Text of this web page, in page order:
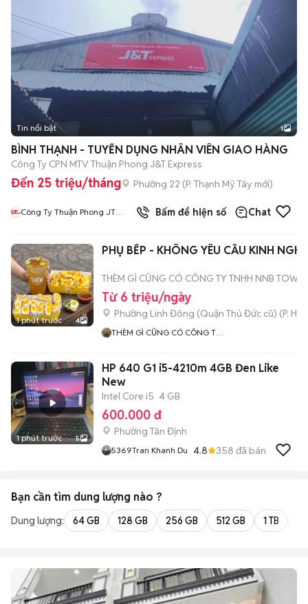
Tin nổi bật 1
BÌNH THẠNH - TUYỂN DỤNG NHÂN VIÊN GIAO HÀNG
Công Ty CPN MTV Thuận Phong J&T Express
Đến 25 triệu/tháng Phường 22 (P. Thạnh Mỹ Tây mới)
Công Ty Thuận Phong JT
Bấm để hiện số Chat
1 phút trước 4
PHỤ BẾP - KHÔNG YÊU CẦU KINH
THÈM GÌ CŨNG CÓ CÔNG TY TNHH NNB TOWN
Từ 6 triệu/ngày
Phường Linh Đông (Quận Thủ Đức cũ) (P.
THÈM GÌ CŨNG CÓ CÔNG TY
1 phút trước 5
HP 640 G1 i5-4210m 4GB Đen Like
New
Intel Core i5 4 GB
600.000 đ
Phường Tân Định
5369Tran Khanh Du 4.8 358 đã bán
Bạn cần tìm dung lượng nào ?
Dung lượng: 64 GB 128 GB 256 GB 512 GB 1 TB